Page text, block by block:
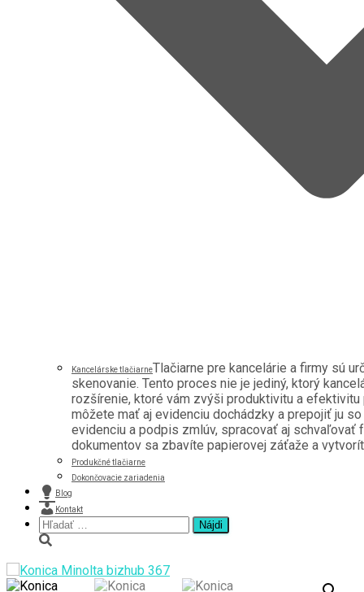
Kancelárske tlačiarneTlačiarne pre kancelárie a firmy sú
skenovanie. Tento proces nie je jediný, ktorý
rozšírenie, ktoré vám zvýši produktivitu a efektivitu
môžete mať aj evidenciu dochádzky a prepojiť ju
evidenciu a podpis zmlúv, spracovať aj schvaľovať
dokumentov sa zbavíte papierovej záťaže a
Produkčné tlačiarne
Dokončovacie zariadenia
Blog
Kontakt
Hľadať: